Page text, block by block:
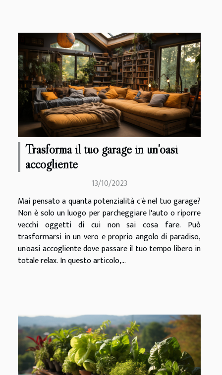
Trasforma il tuo garage in un'oasi
accogliente
13/10/2023
Mai pensato a quanta potenzialità c'è nel tuo garage?
Non è solo un luogo per parcheggiare l'auto o riporre
vecchi oggetti di cui non sai cosa fare. Può
trasformarsi in un vero e proprio angolo di paradiso,
un'oasi accogliente dove passare il tuo tempo libero in
totale relax. In questo articolo,...